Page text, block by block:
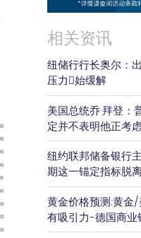
相关资讯
纽储行行长奥尔：
压力𫔭始缓解
美国总统乔·拜登
定并不表明他正考
纽约联邦储备银行
期这一锚定指标脱
黄金价格预测:黄金
有吸引力-德国商业